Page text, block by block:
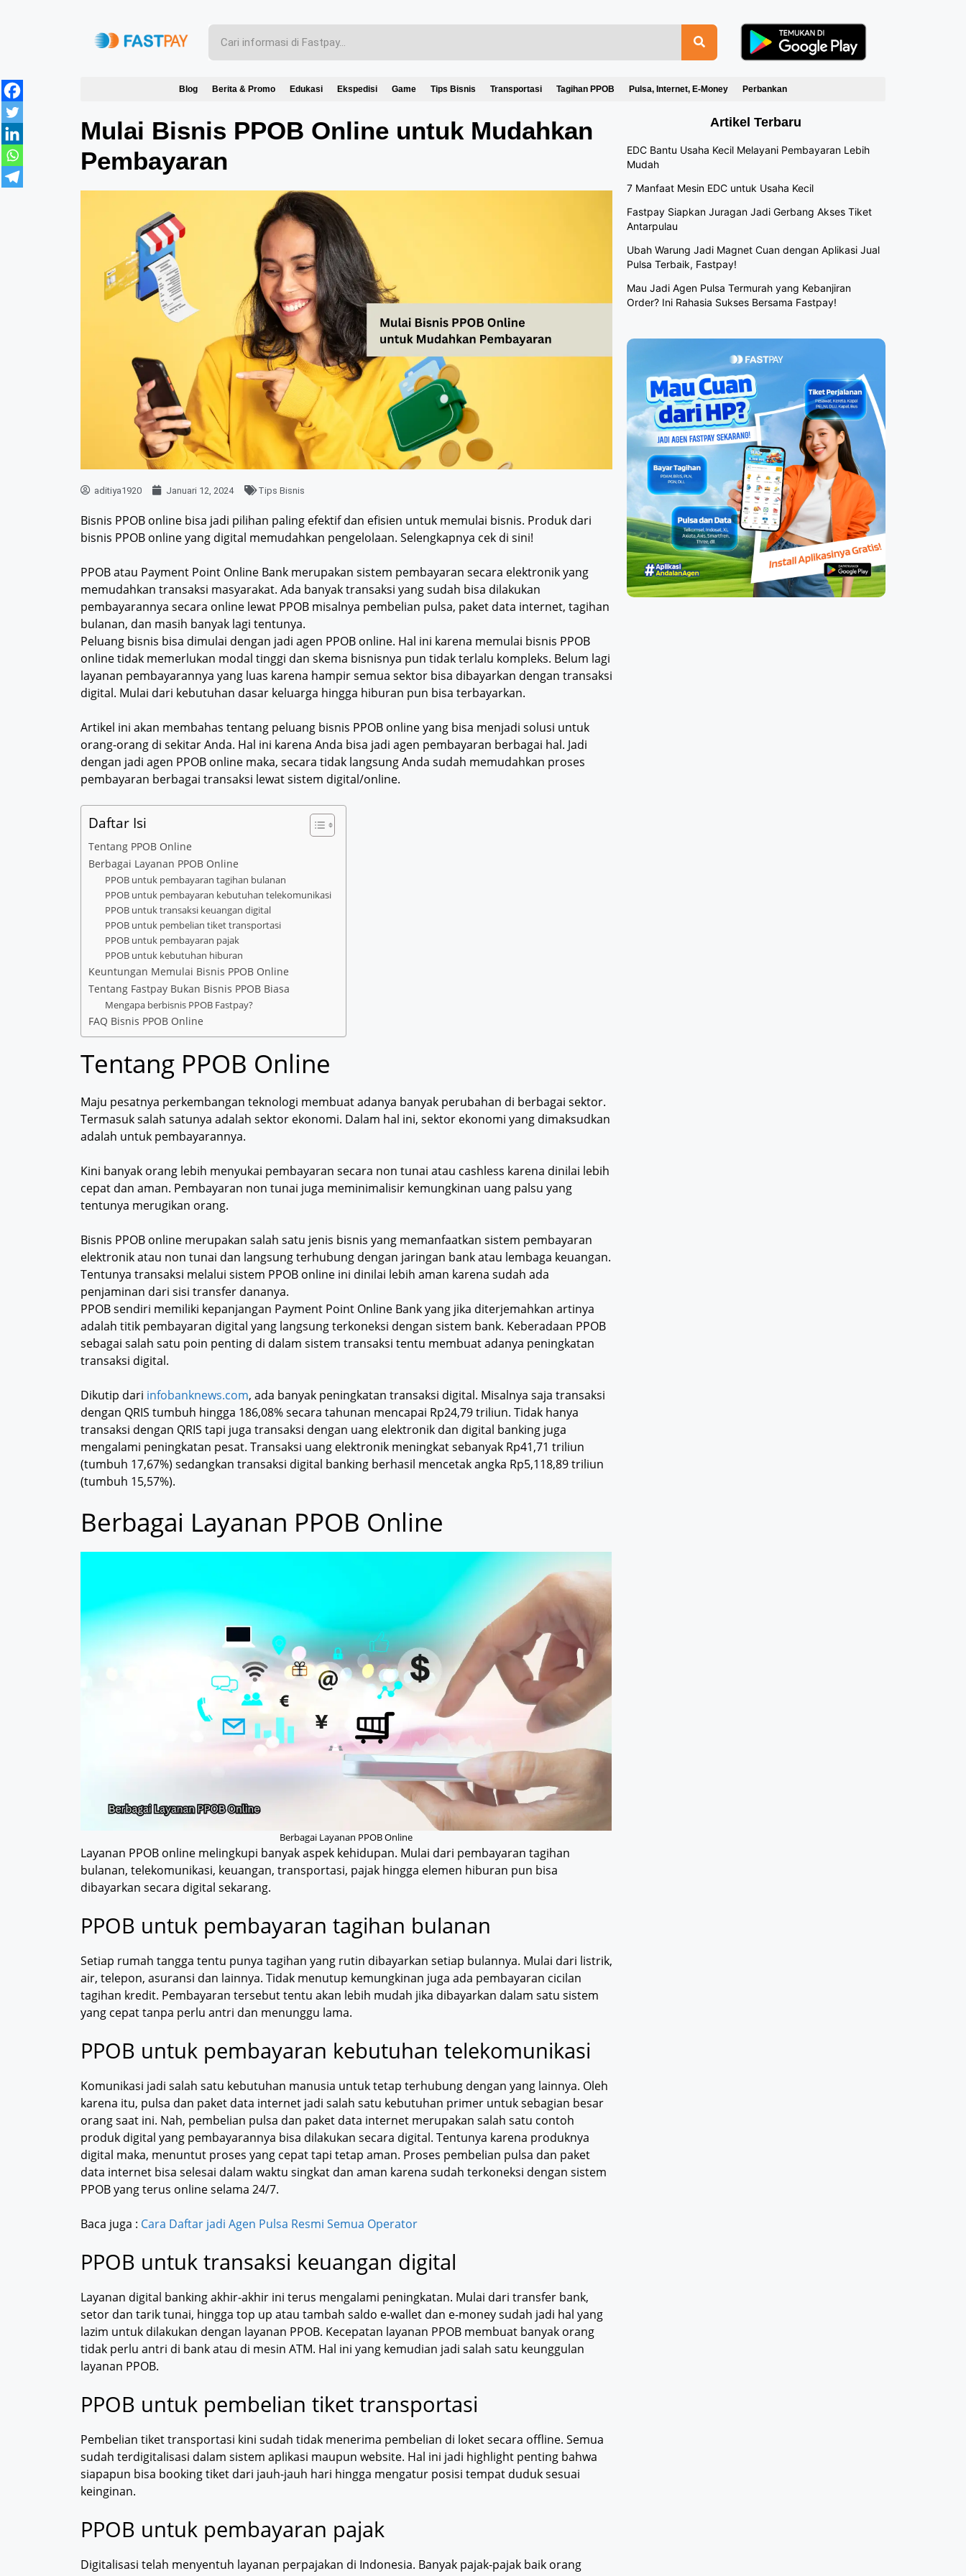
Blog Berita & Promo Edukasi Ekspedisi Game Tips Bisnis Transportasi Tagihan PPOB Pulsa, Internet, E-Money Perbankan
Mulai Bisnis PPOB Online untuk Mudahkan
Pembayaran
aditiya1920 Januari 12, 2024 Tips Bisnis
Bisnis PPOB online bisa jadi pilihan paling efektif dan efisien untuk memulai bisnis. Produk dari
bisnis PPOB online yang digital memudahkan pengelolaan. Selengkapnya cek di sini!
PPOB atau Payment Point Online Bank merupakan sistem pembayaran secara elektronik yang
memudahkan transaksi masyarakat. Ada banyak transaksi yang sudah bisa dilakukan
pembayarannya secara online lewat PPOB misalnya pembelian pulsa, paket data internet, tagihan
bulanan, dan masih banyak lagi tentunya.
Peluang bisnis bisa dimulai dengan jadi agen PPOB online. Hal ini karena memulai bisnis PPOB
online tidak memerlukan modal tinggi dan skema bisnisnya pun tidak terlalu kompleks. Belum lagi
layanan pembayarannya yang luas karena hampir semua sektor bisa dibayarkan dengan transaksi
digital. Mulai dari kebutuhan dasar keluarga hingga hiburan pun bisa terbayarkan.
Artikel ini akan membahas tentang peluang bisnis PPOB online yang bisa menjadi solusi untuk
orang-orang di sekitar Anda. Hal ini karena Anda bisa jadi agen pembayaran berbagai hal. Jadi
dengan jadi agen PPOB online maka, secara tidak langsung Anda sudah memudahkan proses
pembayaran berbagai transaksi lewat sistem digital/online.
Daftar Isi
Tentang PPOB Online
Berbagai Layanan PPOB Online
PPOB untuk pembayaran tagihan bulanan
PPOB untuk pembayaran kebutuhan telekomunikasi
PPOB untuk transaksi keuangan digital
PPOB untuk pembelian tiket transportasi
PPOB untuk pembayaran pajak
PPOB untuk kebutuhan hiburan
Keuntungan Memulai Bisnis PPOB Online
Tentang Fastpay Bukan Bisnis PPOB Biasa
Mengapa berbisnis PPOB Fastpay?
FAQ Bisnis PPOB Online
Tentang PPOB Online
Maju pesatnya perkembangan teknologi membuat adanya banyak perubahan di berbagai sektor.
Termasuk salah satunya adalah sektor ekonomi. Dalam hal ini, sektor ekonomi yang dimaksudkan
adalah untuk pembayarannya.
Kini banyak orang lebih menyukai pembayaran secara non tunai atau cashless karena dinilai lebih
cepat dan aman. Pembayaran non tunai juga meminimalisir kemungkinan uang palsu yang
tentunya merugikan orang.
Bisnis PPOB online merupakan salah satu jenis bisnis yang memanfaatkan sistem pembayaran
elektronik atau non tunai dan langsung terhubung dengan jaringan bank atau lembaga keuangan.
Tentunya transaksi melalui sistem PPOB online ini dinilai lebih aman karena sudah ada
penjaminan dari sisi transfer dananya.
PPOB sendiri memiliki kepanjangan Payment Point Online Bank yang jika diterjemahkan artinya
adalah titik pembayaran digital yang langsung terkoneksi dengan sistem bank. Keberadaan PPOB
sebagai salah satu poin penting di dalam sistem transaksi tentu membuat adanya peningkatan
transaksi digital.
Dikutip dari infobanknews.com, ada banyak peningkatan transaksi digital. Misalnya saja transaksi
dengan QRIS tumbuh hingga 186,08% secara tahunan mencapai Rp24,79 triliun. Tidak hanya
transaksi dengan QRIS tapi juga transaksi dengan uang elektronik dan digital banking juga
mengalami peningkatan pesat. Transaksi uang elektronik meningkat sebanyak Rp41,71 triliun
(tumbuh 17,67%) sedangkan transaksi digital banking berhasil mencetak angka Rp5,118,89 triliun
(tumbuh 15,57%).
Berbagai Layanan PPOB Online
Berbagai Layanan PPOB Online
Layanan PPOB online melingkupi banyak aspek kehidupan. Mulai dari pembayaran tagihan
bulanan, telekomunikasi, keuangan, transportasi, pajak hingga elemen hiburan pun bisa
dibayarkan secara digital sekarang.
PPOB untuk pembayaran tagihan bulanan
Setiap rumah tangga tentu punya tagihan yang rutin dibayarkan setiap bulannya. Mulai dari listrik,
air, telepon, asuransi dan lainnya. Tidak menutup kemungkinan juga ada pembayaran cicilan
tagihan kredit. Pembayaran tersebut tentu akan lebih mudah jika dibayarkan dalam satu sistem
yang cepat tanpa perlu antri dan menunggu lama.
PPOB untuk pembayaran kebutuhan telekomunikasi
Komunikasi jadi salah satu kebutuhan manusia untuk tetap terhubung dengan yang lainnya. Oleh
karena itu, pulsa dan paket data internet jadi salah satu kebutuhan primer untuk sebagian besar
orang saat ini. Nah, pembelian pulsa dan paket data internet merupakan salah satu contoh
produk digital yang pembayarannya bisa dilakukan secara digital. Tentunya karena produknya
digital maka, menuntut proses yang cepat tapi tetap aman. Proses pembelian pulsa dan paket
data internet bisa selesai dalam waktu singkat dan aman karena sudah terkoneksi dengan sistem
PPOB yang terus online selama 24/7.
Baca juga : Cara Daftar jadi Agen Pulsa Resmi Semua Operator
PPOB untuk transaksi keuangan digital
Layanan digital banking akhir-akhir ini terus mengalami peningkatan. Mulai dari transfer bank,
setor dan tarik tunai, hingga top up atau tambah saldo e-wallet dan e-money sudah jadi hal yang
lazim untuk dilakukan dengan layanan PPOB. Kecepatan layanan PPOB membuat banyak orang
tidak perlu antri di bank atau di mesin ATM. Hal ini yang kemudian jadi salah satu keunggulan
layanan PPOB.
PPOB untuk pembelian tiket transportasi
Pembelian tiket transportasi kini sudah tidak menerima pembelian di loket secara offline. Semua
sudah terdigitalisasi dalam sistem aplikasi maupun website. Hal ini jadi highlight penting bahwa
siapapun bisa booking tiket dari jauh-jauh hari hingga mengatur posisi tempat duduk sesuai
keinginan.
PPOB untuk pembayaran pajak
Digitalisasi telah menyentuh layanan perpajakan di Indonesia. Banyak pajak-pajak baik orang
Artikel Terbaru
EDC Bantu Usaha Kecil Melayani Pembayaran Lebih
Mudah
7 Manfaat Mesin EDC untuk Usaha Kecil
Fastpay Siapkan Juragan Jadi Gerbang Akses Tiket
Antarpulau
Ubah Warung Jadi Magnet Cuan dengan Aplikasi Jual
Pulsa Terbaik, Fastpay!
Mau Jadi Agen Pulsa Termurah yang Kebanjiran
Order? Ini Rahasia Sukses Bersama Fastpay!